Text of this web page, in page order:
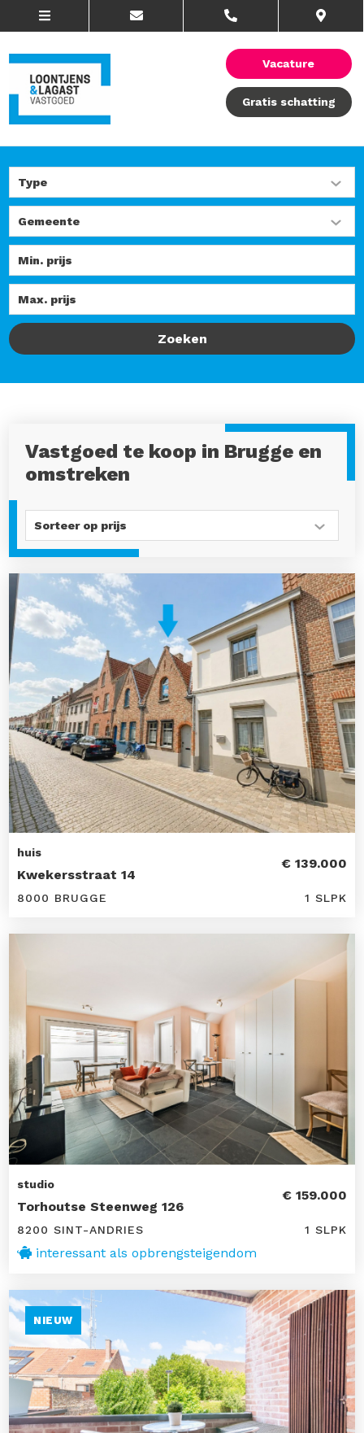
Vacature
Gratis schatting
Zoeken
Vastgoed te koop in Brugge en
omstreken
huis
Kwekersstraat 14
€ 139.000
8000 BRUGGE 1 SLPK
studio
Torhoutse Steenweg 126
€ 159.000
8200 SINT-ANDRIES 1 SLPK
interessant als opbrengsteigendom
NIEUW